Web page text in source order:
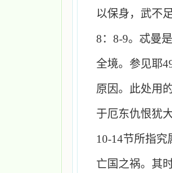
以保身，武不
8： 8-9。忒曼
全境。参见耶
原因。此处用
于厄东仇恨犹
10-14节所指究
亡国之祸。其